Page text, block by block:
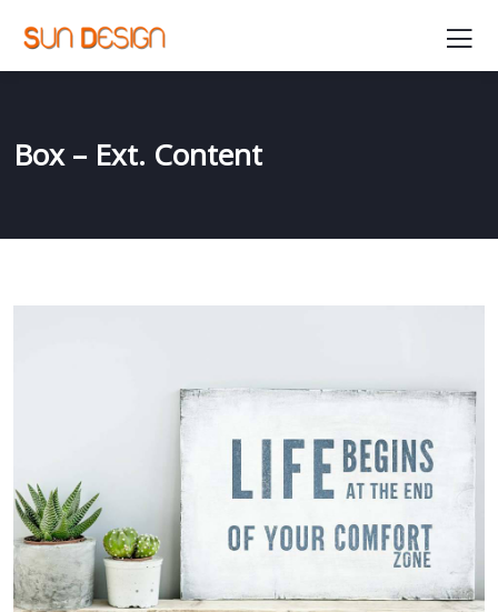
Box – Ext. Content